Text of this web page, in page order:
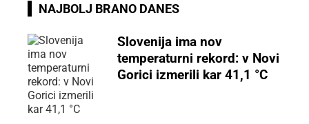
NAJBOLJ BRANO DANES
Slovenija ima nov
temperaturni rekord: v Novi
Gorici izmerili kar 41,1 °C